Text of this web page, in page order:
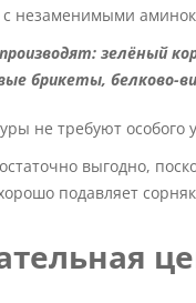
незаменимыми
зелёный
брикеты, белково-
не требуют
выгодно,
подавляет